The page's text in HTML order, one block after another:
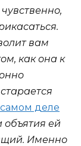
вам
как она к
деле
объятия ей
Именно